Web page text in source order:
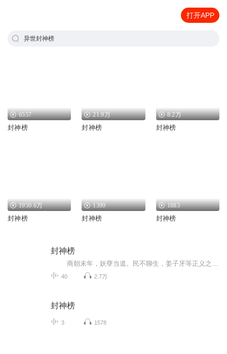
打开APP
异世封神榜
6557
封神榜
21.9万
封神榜
8.2万
封神榜
1950.6万
封神榜
1399
封神榜
1883
封神榜
封神榜
40 2.7万
封神榜
3 1578